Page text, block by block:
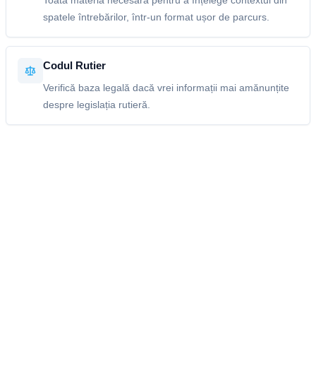
spatele întrebărilor, într-un format ușor de parcurs.
Codul Rutier
Verifică baza legală dacă vrei informații mai amănunțite
despre legislația rutieră.